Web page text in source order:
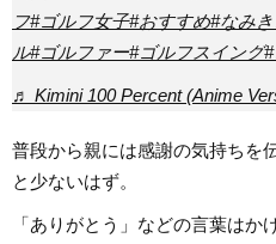
フ#ゴルフ女子#おすすめ#なみ
ル#ゴルファー#ゴルフスイング
♬ Kimini 100 Percent (Anime
普段から親には感謝の気持ちを
と少ないはず。
「ありがとう」などの言葉はか